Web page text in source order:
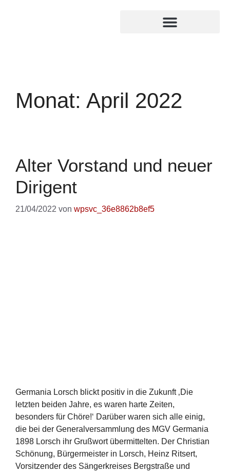
Monat: April 2022
Alter Vorstand und neuer
Dirigent
21/04/2022 von wpsvc_36e8862b8ef5
Germania Lorsch blickt positiv in die Zukunft ‚Die
letzten beiden Jahre, es waren harte Zeiten,
besonders für Chöre!‘ Darüber waren sich alle einig,
die bei der Generalversammlung des MGV Germania
1898 Lorsch ihr Grußwort übermittelten. Der Christian
Schönung, Bürgermeister in Lorsch, Heinz Ritsert,
Vorsitzender des Sängerkreises Bergstraße und